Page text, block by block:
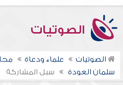
الصوتيات
الصوتيات علماء ودعاة
سلمان العودة
سبل المشاركة